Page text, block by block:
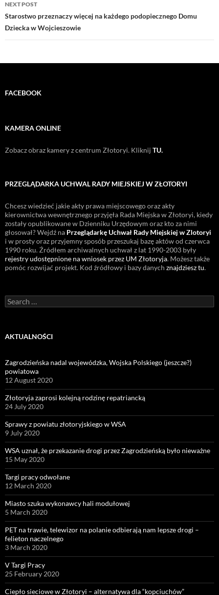
NEXT POST
Starostwo przeznaczy więcej na każdego podopiecznego Domu
Dziecka w Wojcieszowie
FACEBOOK
KAMERA ONLINE
Zobacz obraz kamery z centrum Złotoryi. Kliknij TU.
PRZEGLĄDARKA UCHWAL RADY MIEJSKIEJ W ZŁOTORYI
Chcesz wiedzieć jakie akty prawa miejscowego oraz akty
kierownictwa wewnętrznego przyjęła Rada Miejska w Złotoryi, kiedy
zostały opublikowane w Dzienniku Urzędowym oraz kto za nimi
głosował? Wejdź na Przeglądarkę Uchwał Rady Miejskiej w Zlotoryi
i w prosty oraz przyjemny sposób przeszukaj bazę aktów od czerwca
1990 roku. Źródłem archiwalnych uchwał z lat 1990-2003 były
rejestry udostępnione na wniosek przez UM Złotoryja. Możesz także
pomóc rozwijać projekt. Kod źródłowy i bazy danych znajdziesz tu.
Search
for:
AKTUALNOŚCI
Zagrodzieńska nadal wojewódzka, Wojska Polskiego (jeszcze?)
powiatowa
12 August 2020
Złotoryja zaprosi kolejną rodzinę repatriancką
24 July 2020
Sprawy z powiatu złotoryjskiego w WSA
9 July 2020
WSA uznał, że przekazanie drogi przez Zagrodzieńską było nieważne
15 May 2020
Targi pracy odwołane
12 March 2020
Miasto szuka wykonawcy hali modułowej
5 March 2020
PET na trawie, telewizor na polanie odbierają nam lepsze drogi –
felieton naczelnego
3 March 2020
V Targi Pracy
25 February 2020
Ciepło sieciowe w Złotoryi – alternatywa dla “kopciuchów”